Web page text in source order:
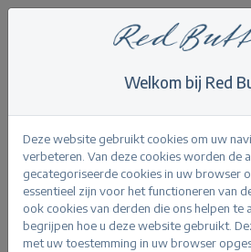
Cargo jog colour
Terug
Cargo jog colour pebble
Welkom bij Red
Deze website gebruikt cookies om uw
verbeteren. Van deze cookies worden de
gecategoriseerde cookies in uw browser
essentieel zijn voor het functioneren van
ook cookies van derden die ons helpen te
begrijpen hoe u deze website gebruikt.
met uw toestemming in uw browser